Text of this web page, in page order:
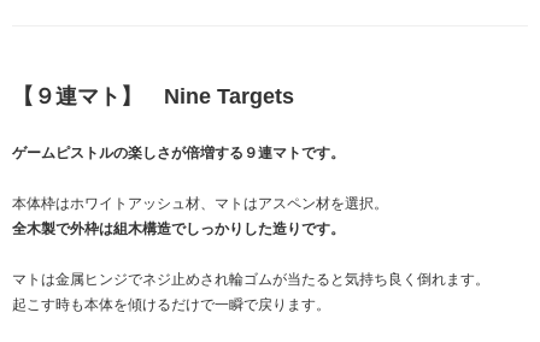
【９連マト】 Nine Targets
ゲームピストルの楽しさが倍増する９連マトです。
本体枠はホワイトアッシュ材、マトはアスペン材を選択。
全木製で外枠は組木構造でしっかりした造りです。
マトは金属ヒンジでネジ止めされ輪ゴムが当たると気持ち良く倒れます。
起こす時も本体を傾けるだけで一瞬で戻ります。